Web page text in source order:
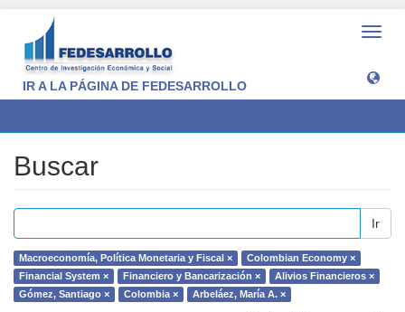
IR A LA PÁGINA DE FEDESARROLLO
Buscar
Ir
Macroeconomía, Política Monetaria y Fiscal ×
Colombian Economy ×
Financial System ×
Financiero y Bancarización ×
Alivios Financieros ×
Gómez, Santiago ×
Colombia × Arbeláez, María A. ×